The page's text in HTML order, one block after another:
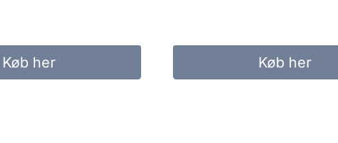
Køb her Køb her